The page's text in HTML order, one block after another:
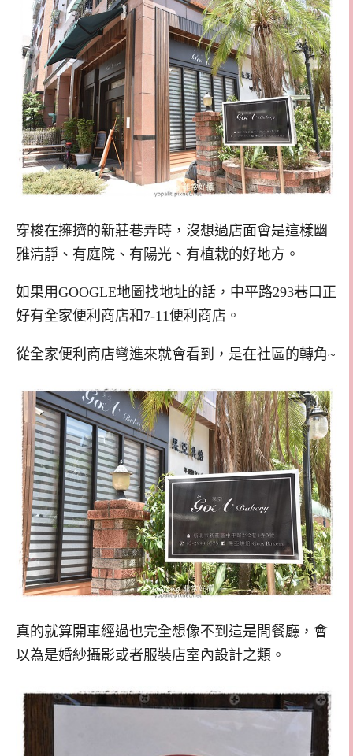
穿梭在擁擠的新莊巷弄時，沒想過店面會是這樣幽
雅清靜、有庭院、有陽光、有植栽的好地方。
如果用GOOGLE地圖找地址的話，中平路293巷口正
好有全家便利商店和7-11便利商店。
從全家便利商店彎進來就會看到，是在社區的轉角~
真的就算開車經過也完全想像不到這是間餐廳，會
以為是婚紗攝影或者服裝店室內設計之類。